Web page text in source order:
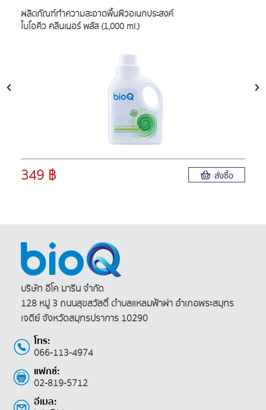
ผลิตภัณฑ์ทำความสะอาดพื้นผิวอเนกประสงค์
ไบโอคิว คลีนเนอร์ พลัส(1,000 ml.)
349 ฿
บริษัท อีโค มารีน จำกัด
128 หมู่ 3 ถนนสุขสวัสดิ์ ตำบลแหลมฟ้าผ่า อำเภอพระสมุทร
เจดีย์ จังหวัดสมุทรปราการ 10290
โทร:
066-113-4974
แฟกซ์:
02-819-5712
อีเมล: